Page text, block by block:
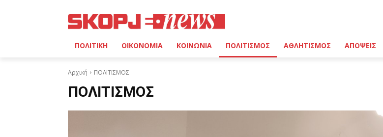
ΠΟΛΙΤΙΚΗ ΟΙΚΟΝΟΜΙΑ ΚΟΙΝΩΝΙΑ ΠΟΛΙΤΙΣΜΟΣ ΑΘΛΗΤΙΣΜΟΣ ΑΠΟΨΕΙΣ
Αρχική ΠΟΛΙΤΙΣΜΟΣ
ΠΟΛΙΤΙΣΜΟΣ